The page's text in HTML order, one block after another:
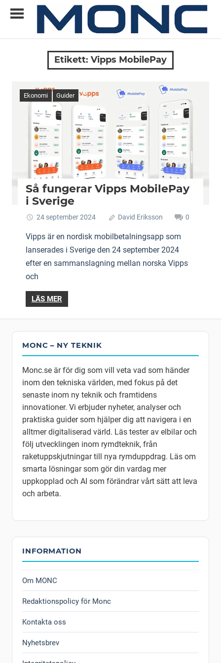
Allt
om
ny
teknik
Etikett: Vipps MobilePay
Ekonomi Guider
Så fungerar Vipps MobilePay
i Sverige
24 september 2024 David Eriksson 0
Vipps är en nordisk mobilbetalningsapp som
lanserades i Sverige den 24 september 2024
efter en sammanslagning mellan norska Vipps
och
LÄS MER
MONC – NY TEKNIK
Monc.se är för dig som vill veta vad som händer
inom den tekniska världen, med fokus på det
senaste inom ny teknik och framtidens
innovationer. Vi erbjuder nyheter, analyser och
praktiska guider som hjälper dig att navigera i en
alltmer digitaliserad värld. Läs tester av elbilar och
följ utvecklingen inom rymdteknik, från
raketuppskjutningar till nya rymduppdrag. Läs om
smarta lösningar som gör din vardag mer
uppkopplad och AI som förändrar vårt sätt att leva
och arbeta.
INFORMATION
Om MONC
Redaktionspolicy för Monc
Kontakta oss
Nyhetsbrev